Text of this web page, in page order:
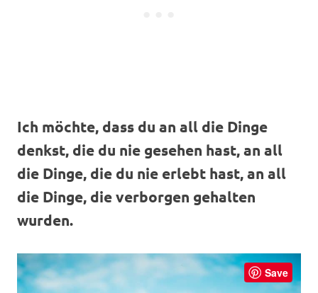
Ich möchte, dass du an all die Dinge
denkst, die du nie gesehen hast, an all
die Dinge, die du nie erlebt hast, an all
die Dinge, die verborgen gehalten
wurden.
Save